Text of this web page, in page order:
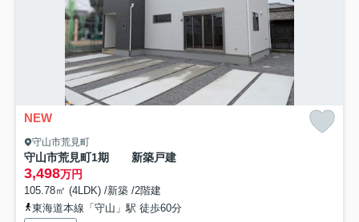
NEW
守山市荒見町
守山市荒見町1期 新築戸建
3,498万円
105.78㎡ (4LDK) /新築 /2階建
東海道本線「守山」駅 徒歩60分